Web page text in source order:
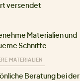
versendet
Materialien und
Schnitte
MATERIALIEN
Beratung bei der